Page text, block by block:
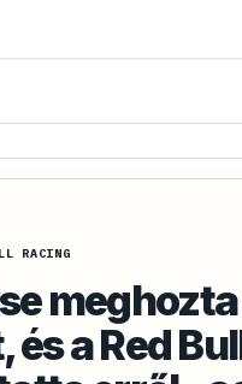
RACING
és a Red